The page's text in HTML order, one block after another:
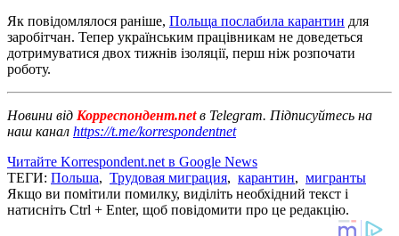
Як повідомлялося раніше, Польща послабила карантин для
заробітчан. Тепер українським працівникам не доведеться
дотримуватися двох тижнів ізоляції, перш ніж розпочати
роботу.
Новини від Корреспондент.netв Telegram. Підписуйтесь на
наш канал https://t.me/korrespondentnet
Читайте Korrespondent.net в Google News
ТЕГИ: Польша, Трудовая миграция, карантин, мигранты
Якщо ви помітили помилку, виділіть необхідний текст і
натисніть Ctrl + Enter, щоб повідомити про це редакцію.